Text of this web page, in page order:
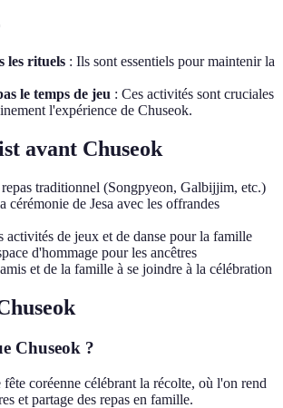
les rituels : Ils sont essentiels pour maintenir la
le temps de jeu : Ces activités sont cruciales
l'expérience de Chuseok.
avant Chuseok
traditionnel (Songpyeon, Galbijjim, etc.)
cérémonie de Jesa avec les offrandes
activités de jeux et de danse pour la famille
d'hommage pour les ancêtres
et de la famille à se joindre à la célébration
Chuseok ?
fête coréenne célébrant la récolte, où l'on rend
et partage des repas en famille.